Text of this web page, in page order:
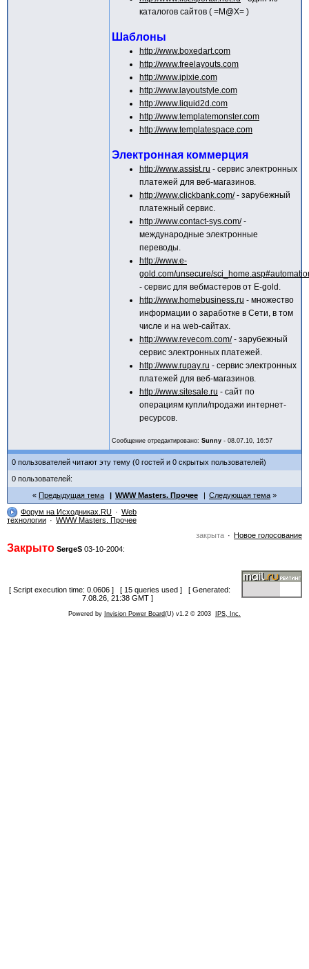
каталогов сайтов ( =M@X= )
Шаблоны
http://www.boxedart.com
http://www.freelayouts.com
http://www.ipixie.com
http://www.layoutstyle.com
http://www.liquid2d.com
http://www.templatemonster.com
http://www.templatespace.com
Электронная коммерция
http://www.assist.ru - сервис электронных
платежей для веб-магазинов.
http://www.clickbank.com/- зарубежный
платежный сервис.
http://www.contact-sys.com/-
международные электронные
переводы.
http://www.e-
gold.com/unsecure/
- сервис для вебмастеров от E-gold.
http://www.homebusiness.ru - множество
информации о заработке в Сети, в том
числе и на web-сайтах.
http://www.revecom.com/- зарубежный
сервис электронных платежей.
http://www.rupay.ru - сервис электронных
платежей для веб-магазинов.
http://www.sitesale.ru - сайт по
операциям купли/продажи интернет-
ресурсов.
Сообщение отредактировано: Sunny - 08.07.10, 16:57
0 пользователей читают эту тему (0 гостей и 0 скрытых пользователей)
0 пользователей:
Предыдущая тема
WWW Masters. Прочее
Следующая тема
Форум на Исходниках.RU
Web
технологии
WWW Masters. Прочее
закрыта
Новое голосование
Закрыто SergeS 03-10-2004:
[ Script execution time: 0.0606 ] [ 15 queries used ] [ Generated:
7.08.26, 21:38 GMT ]
Powered by Invision Power Board(U) v1.2 © 2003 IPS, Inc.